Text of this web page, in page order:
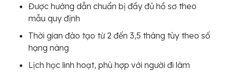
Được hướng dẫn chuẩn bị đầy đủ hồ sơ theo
mẫu quy định
Thời gian đào tạo từ 2 đến 3,5 tháng tùy theo số
hạng nâng
Lịch học linh hoạt, phù hợp với người đi làm